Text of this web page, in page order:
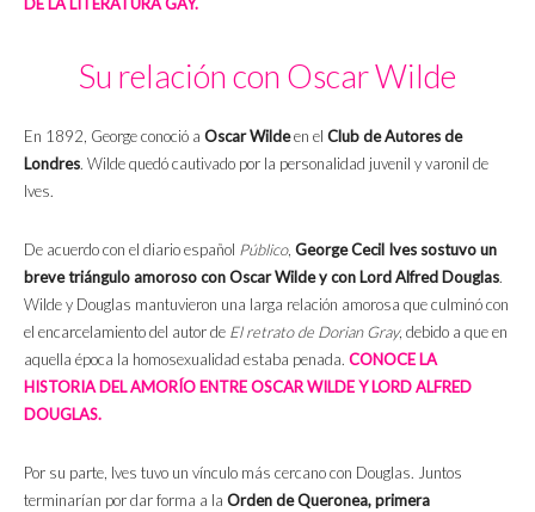
DE LA LITERATURA GAY.
Su relación con Oscar Wilde
En 1892, George conoció a Oscar Wildeen el Club de Autores de
Londres. Wilde quedó cautivado por la personalidad juvenil y varonil de
Ives.
De acuerdo con el diario español Público, George Cecil Ives sostuvo un
breve triángulo amoroso con Oscar Wilde y con Lord Alfred Douglas.
Wilde y Douglas mantuvieron una larga relación amorosa que culminó con
el encarcelamiento del autor de El retrato de Dorian Gray, debido a que en
aquella época la homosexualidad estaba penada. CONOCE LA
HISTORIA DEL AMORÍO ENTRE OSCAR WILDE Y LORD ALFRED
DOUGLAS.
Por su parte, Ives tuvo un vínculo más cercano con Douglas. Juntos
terminarían por dar forma a la Orden de Queronea,primera